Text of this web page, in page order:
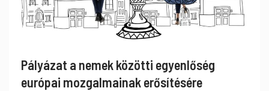
Pályázat a nemek közötti egyenlőség
európai mozgalmainak erősítésére